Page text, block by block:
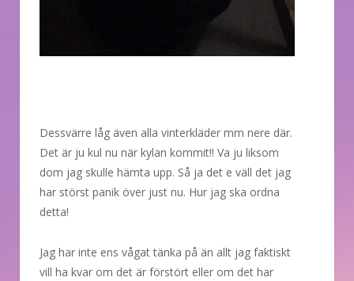
Dessvärre låg även alla vinterkläder mm nere där.
Det är ju kul nu när kylan kommit!! Va ju liksom
dom jag skulle hämta upp. Så ja det e väll det jag
har störst panik över just nu. Hur jag ska ordna
detta!
Jag har inte ens vågat tänka på än allt jag faktiskt
vill ha kvar om det är förstört eller om det har